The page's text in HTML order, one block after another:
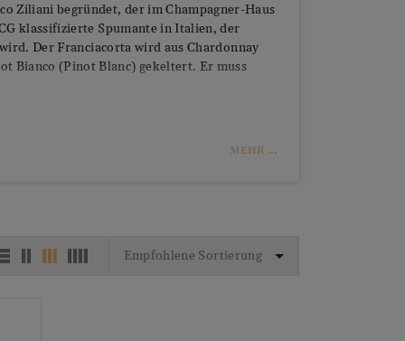
Ziliani begründet, der im Champagner-Haus
klassifizierte Spumante in Italien, der
Der Franciacorta wird aus Chardonnay
Bianco (Pinot Blanc) gekeltert. Er muss
MEHR ...
Empfohlene Sortierung